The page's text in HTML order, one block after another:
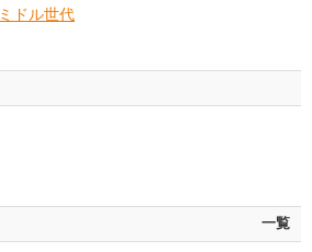
ミドル世代
一覧